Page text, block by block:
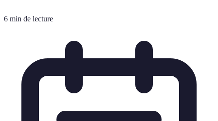
6 min de lecture